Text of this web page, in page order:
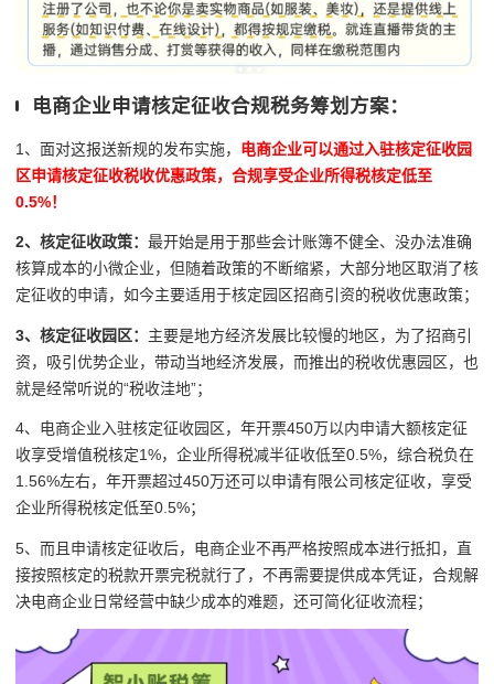
电商企业申请核定征收合规税务筹划方案：
1、面对这报送新规的发布实施， 电商企业可以通过入驻核定征收园
区申请核定征收税收优惠政策，合规享受企业所得税核定低至
0.5%！
2、核定征收政策： 最开始是用于那些会计账簿不健全、没办法准确
核算成本的小微企业，但随着政策的不断缩紧，大部分地区取消了核
定征收的申请，如今主要适用于核定园区招商引资的税收优惠政策；
3、核定征收园区： 主要是地方经济发展比较慢的地区，为了招商引
资，吸引优势企业，带动当地经济发展，而推出的税收优惠园区，也
就是经常听说的“税收洼地”；
4、电商企业入驻核定征收园区，年开票450万以内申请大额核定征
收享受增值税核定1%，企业所得税减半征收低至0.5%，综合税负在
1.56%左右，年开票超过450万还可以申请有限公司核定征收，享受
企业所得税核定低至0.5%；
5、而且申请核定征收后，电商企业不再严格按照成本进行抵扣，直
接按照核定的税款开票完税就行了，不再需要提供成本凭证，合规解
决电商企业日常经营中缺少成本的难题，还可简化征收流程；